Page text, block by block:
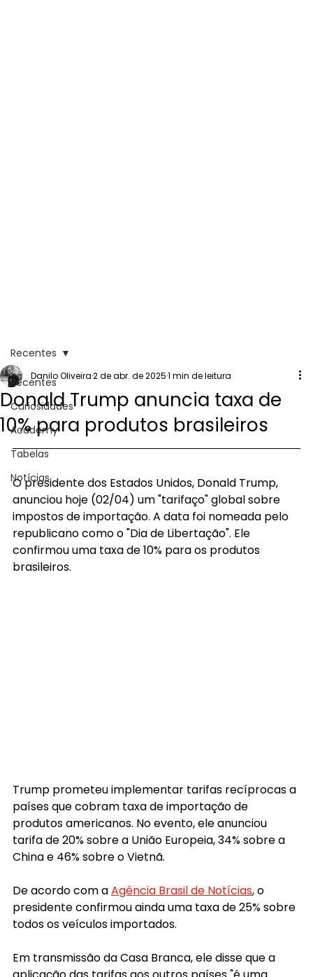
Recentes
Curiosidades
Academy
Tabelas
Notícias
Recentes
Donald Trump anuncia taxa de
10% para produtos brasileiros
Danilo Oliveira2 de abr. de 20251 min de leitura
O presidente dos Estados Unidos, Donald Trump,
anunciou hoje (02/04) um "tarifaço" global sobre
impostos de importação. A data foi nomeada pelo
republicano como o "Dia de Libertação". Ele
confirmou uma taxa de 10% para os produtos
brasileiros.
Trump prometeu implementar tarifas recíprocas a
países que cobram taxa de importação de
produtos americanos. No evento, ele anunciou
tarifa de 20% sobre a União Europeia, 34% sobre a
China e 46% sobre o Vietnã.
De acordo com a Agência Brasil de Notícias, o
presidente confirmou ainda uma taxa de 25% sobre
todos os veículos importados.
Em transmissão da Casa Branca, ele disse que a